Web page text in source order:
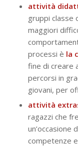
attività
gruppi classe
maggiori
processi è la
fine di creare
percorsi in
giovani, per
attività
ragazzi che
un’occasione
competenze